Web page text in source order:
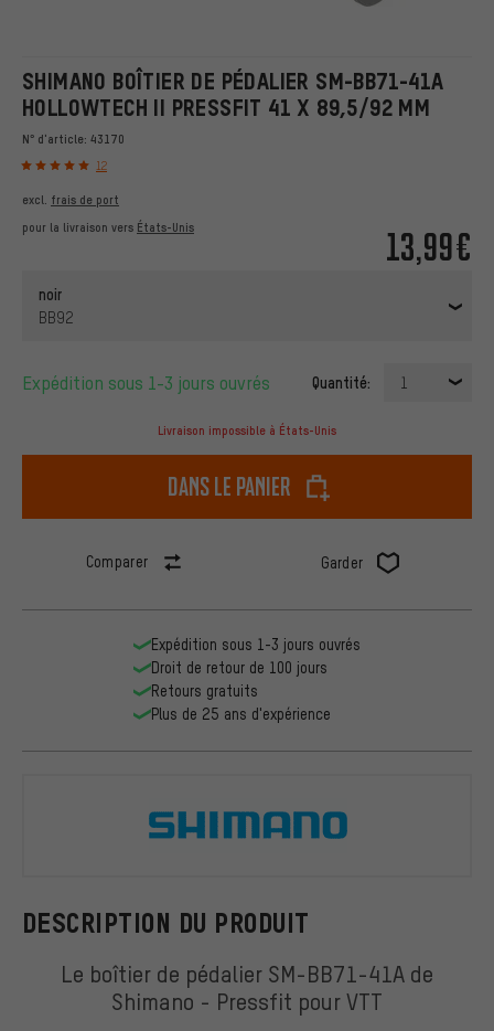
SHIMANO BOÎTIER DE PÉDALIER SM-BB71-41A
HOLLOWTECH II PRESSFIT 41 X 89,5/92 MM
N° d'article: 43170
12
13,99€
excl. frais de port
pour la livraison vers États-Unis
noir
BB92
Expédition sous 1-3 jours ouvrés Quantité: 1
Livraison impossible à États-Unis
dans le panier
Comparer Garder
DESCRIPTION DU PRODUIT
Le boîtier de pédalier SM-BB71-41A de
Shimano - Pressfit pour VTT
Expédition sous 1-3 jours ouvrés
Droit de retour de 100 jours
Retours gratuits
Plus de 25 ans d'expérience
Shimano